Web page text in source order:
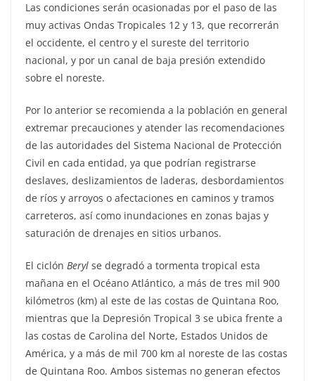
Las condiciones serán ocasionadas por el paso de las
muy activas Ondas Tropicales 12 y 13, que recorrerán
el occidente, el centro y el sureste del territorio
nacional, y por un canal de baja presión extendido
sobre el noreste.
Por lo anterior se recomienda a la población en general
extremar precauciones y atender las recomendaciones
de las autoridades del Sistema Nacional de Protección
Civil en cada entidad, ya que podrían registrarse
deslaves, deslizamientos de laderas, desbordamientos
de ríos y arroyos o afectaciones en caminos y tramos
carreteros, así como inundaciones en zonas bajas y
saturación de drenajes en sitios urbanos.
El ciclón Beryl se degradó a tormenta tropical esta
mañana en el Océano Atlántico, a más de tres mil 900
kilómetros (km) al este de las costas de Quintana Roo,
mientras que la Depresión Tropical 3 se ubica frente a
las costas de Carolina del Norte, Estados Unidos de
América, y a más de mil 700 km al noreste de las costas
de Quintana Roo. Ambos sistemas no generan efectos